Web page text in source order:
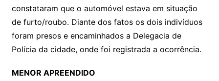
constataram que o automóvel estava em situação
de furto/roubo. Diante dos fatos os dois indivíduos
foram presos e encaminhados a Delegacia de
Polícia da cidade, onde foi registrada a ocorrência.
MENOR APREENDIDO